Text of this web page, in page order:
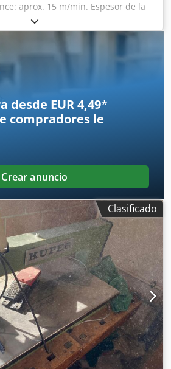
aprox. 15 m/min. Espesor de la
Se requiere conexión de aire
de almacenamiento: Nattheim
desde EUR 4,49*
compradores le
Crear anuncio
Clasificado